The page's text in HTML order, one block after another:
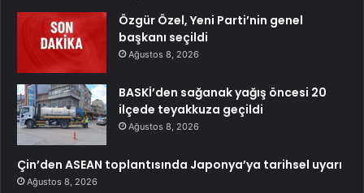
Özgür Özel, Yeni Parti’nin genel
başkanı seçildi
Ağustos 8, 2026
BASKİ’den sağanak yağış öncesi 20
ilçede teyakkuza geçildi
Ağustos 8, 2026
Çin’den ASEAN toplantısında Japonya’ya tarihsel uyarı
Ağustos 8, 2026